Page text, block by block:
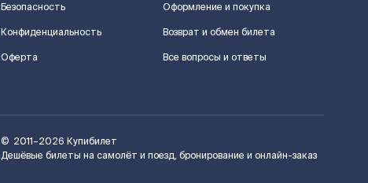
Безопасность
Конфиденциальность
Оферта
Оформление и покупка
Возврат и обмен билета
Все вопросы и ответы
© 2011–2026 Купибилет
Дешёвые билеты на самолёт и поезд, бронирование и онлайн-заказ